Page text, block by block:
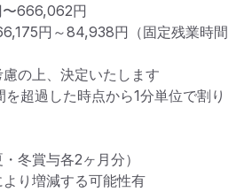
666,062円
円～84,938円（固定残業時間
の上、決定いたします
超過した時点から1分単位で割り
・冬賞与各2ヶ月分）
り増減する可能性有